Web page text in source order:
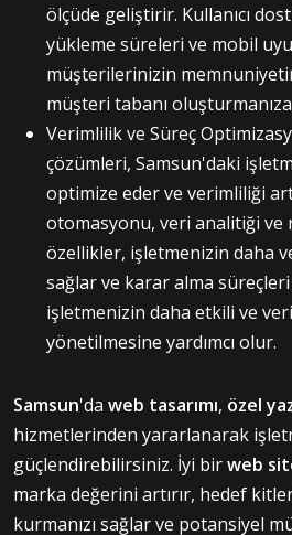
ölçüde geliştirir. Kullanıcı
yükleme süreleri ve mobil
müşterilerinizin
müşteri tabanı oluşturmanıza
Verimlilik ve Süreç
çözümleri, Samsun'daki
optimize eder ve verimliliği
otomasyonu, veri analitiği ve
özellikler, işletmenizin daha
sağlar ve karar alma
işletmenizin daha etkili ve
yönetilmesine yardımcı olur.
Samsun'da web tasarımı, özel
hizmetlerinden yararlanarak
güçlendirebilirsiniz. İyi birweb
marka değerini artırır, hedef
kurmanızı sağlar ve potansiyel